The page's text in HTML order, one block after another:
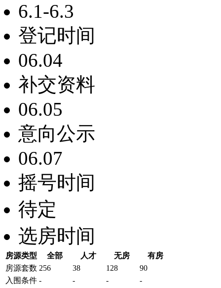
6.1-6.3
登记时间
06.04
补交资料
06.05
意向公示
06.07
摇号时间
待定
选房时间
房源类型 全部 人才 无房
有房
房源套数 256 38 128
90
入围条件 - - -
-